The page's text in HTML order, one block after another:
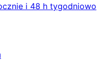
i 48 h tygodniowo